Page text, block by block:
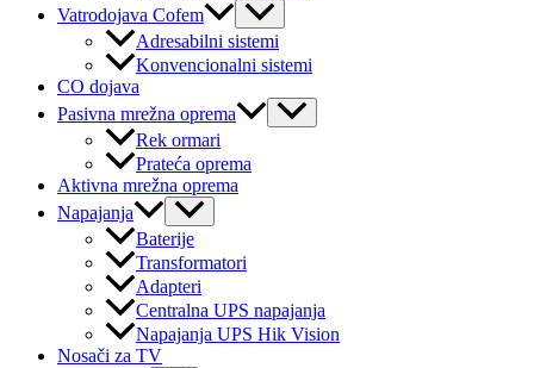
Vatrodojava Cofem
Menu
Toggle
Adresabilni sistemi
Konvencionalni sistemi
CO dojava
Pasivna mrežna oprema
Menu
Toggle
Rek ormari
Prateća oprema
Aktivna mrežna oprema
Napajanja
Menu
Toggle
Baterije
Transformatori
Adapteri
Centralna UPS napajanja
Napajanja UPS Hik Vision
Nosači za TV